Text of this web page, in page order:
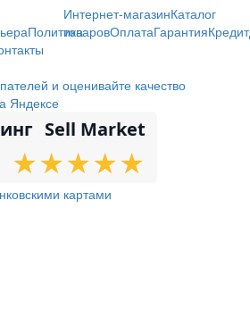
Политика
Интернет-магазинКаталог
товаровОплатаГарантияКредит
Sell Market
★
★★
★★
★★
★★
★